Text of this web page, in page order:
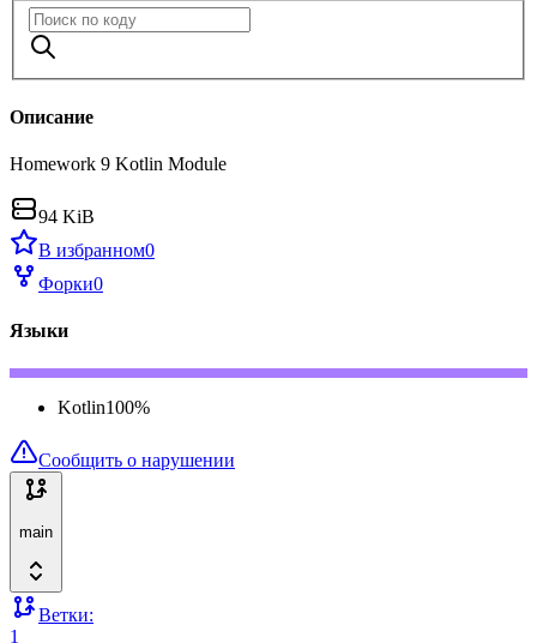
Описание
Homework 9 Kotlin Module
94 KiB
В избранном0
Форки0
Языки
Kotlin100%
Сообщить о нарушении
main
Ветки:
1